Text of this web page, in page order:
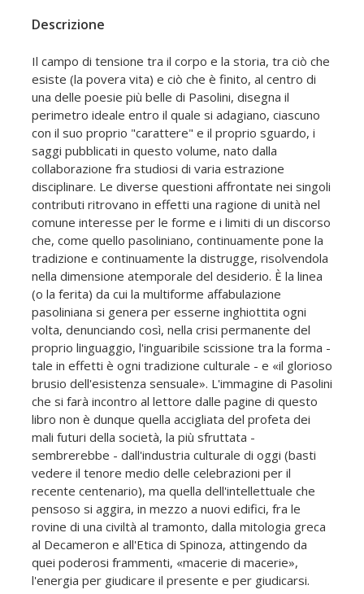
Descrizione
Il campo di tensione tra il corpo e la storia, tra ciò che
esiste (la povera vita) e ciò che è finito, al centro di
una delle poesie più belle di Pasolini, disegna il
perimetro ideale entro il quale si adagiano, ciascuno
con il suo proprio "carattere" e il proprio sguardo, i
saggi pubblicati in questo volume, nato dalla
collaborazione fra studiosi di varia estrazione
disciplinare. Le diverse questioni affrontate nei singoli
contributi ritrovano in effetti una ragione di unità nel
comune interesse per le forme e i limiti di un discorso
che, come quello pasoliniano, continuamente pone la
tradizione e continuamente la distrugge, risolvendola
nella dimensione atemporale del desiderio. È la linea
(o la ferita) da cui la multiforme affabulazione
pasoliniana si genera per esserne inghiottita ogni
volta, denunciando così, nella crisi permanente del
proprio linguaggio, l'inguaribile scissione tra la forma -
tale in effetti è ogni tradizione culturale - e «il glorioso
brusio dell'esistenza sensuale». L'immagine di Pasolini
che si farà incontro al lettore dalle pagine di questo
libro non è dunque quella accigliata del profeta dei
mali futuri della società, la più sfruttata -
sembrerebbe - dall'industria culturale di oggi (basti
vedere il tenore medio delle celebrazioni per il
recente centenario), ma quella dell'intellettuale che
pensoso si aggira, in mezzo a nuovi edifici, fra le
rovine di una civiltà al tramonto, dalla mitologia greca
al Decameron e all'Etica di Spinoza, attingendo da
quei poderosi frammenti, «macerie di macerie»,
l'energia per giudicare il presente e per giudicarsi.